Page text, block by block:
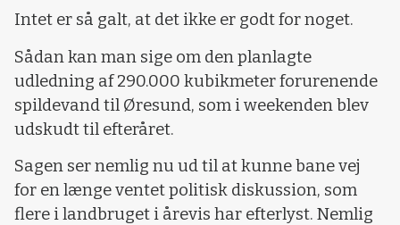
Intet er så galt, at det ikke er godt for noget.
Sådan kan man sige om den planlagte
udledning af 290.000 kubikmeter forurenende
spildevand til Øresund, som i weekenden blev
udskudt til efteråret.
Sagen ser nemlig nu ud til at kunne bane vej
for en længe ventet politisk diskussion, som
flere i landbruget i årevis har efterlyst. Nemlig